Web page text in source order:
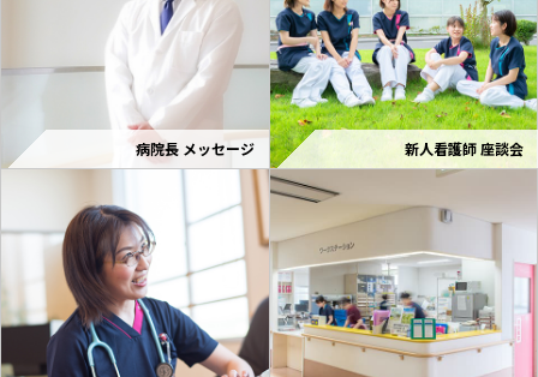
病院長 メッセージ 新人看護師 座談会